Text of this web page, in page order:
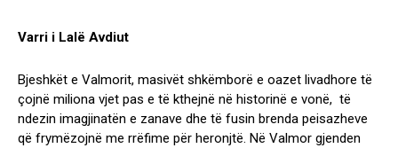
Varri i Lalë Avdiut
Bjeshkët e Valmorit, masivët shkëmborë e oazet livadhore të
çojnë miliona vjet pas e të kthejnë në historinë e vonë, të
ndezin imagjinatën e zanave dhe të fusin brenda peisazheve
që frymëzojnë me rrëfime për heronjtë. Në Valmor gjenden